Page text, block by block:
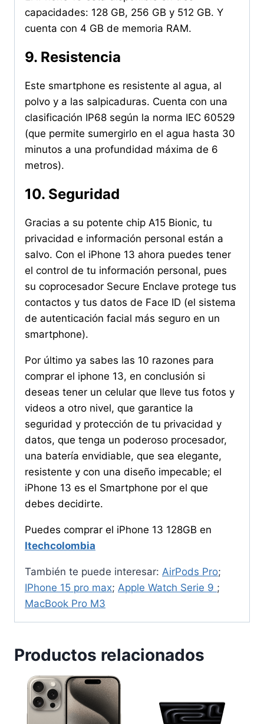
capacidades: 128 GB, 256 GB y 512 GB. Y
cuenta con 4 GB de memoria RAM.
9. Resistencia
Este smartphone es resistente al agua, al
polvo y a las salpicaduras. Cuenta con una
clasificación IP68 según la norma IEC 60529
(que permite sumergirlo en el agua hasta 30
minutos a una profundidad máxima de 6
metros).
10. Seguridad
Gracias a su potente chip A15 Bionic, tu
privacidad e información personal están a
salvo. Con el iPhone 13 ahora puedes tener
el control de tu información personal, pues
su coprocesador Secure Enclave protege tus
contactos y tus datos de Face ID (el sistema
de autenticación facial más seguro en un
smartphone).
Por último ya sabes las 10 razones para
comprar el iphone 13, en conclusión si
deseas tener un celular que lleve tus fotos y
videos a otro nivel, que garantice la
seguridad y protección de tu privacidad y
datos, que tenga un poderoso procesador,
una batería envidiable, que sea elegante,
resistente y con una diseño impecable; el
iPhone 13 es el Smartphone por el que
debes decidirte.
Puedes comprar el iPhone 13 128GB en
Itechcolombia
También te puede interesar: AirPods Pro;
IPhone 15 pro max; Apple Watch Serie 9 ;
MacBook Pro M3
Productos relacionados